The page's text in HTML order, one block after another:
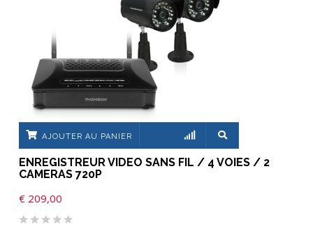
AJOUTER AU PANIER
ENREGISTREUR VIDEO SANS FIL / 4 VOIES / 2
CAMERAS 720P
€ 209,00